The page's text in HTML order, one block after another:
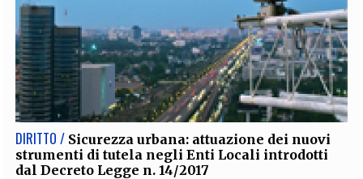
DIRITTO / Sicurezza urbana: attuazione dei nuovi
strumenti di tutela negli Enti Locali introdotti
dal Decreto Legge n. 14/2017